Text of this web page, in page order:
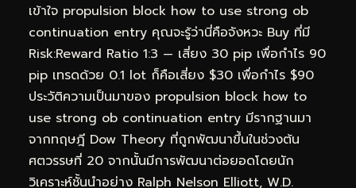
เข้าใจ propulsion block how to use strong ob
continuation entry คุณจะรู้ว่านี่คือจังหวะ Buy ที่มี
Risk:Reward Ratio 1:3 — เสี่ยง 30 pip เพื่อกำไร 90
pip เทรดด้วย 0.1 lot ก็คือเสี่ยง $30 เพื่อกำไร $90
ประวัติความเป็นมาของ propulsion block how to
use strong ob continuation entry มีรากฐานมา
จากทฤษฎี Dow Theory ที่ถูกพัฒนาขึ้นในช่วงต้น
ศตวรรษที่ 20 จากนั้นมีการพัฒนาต่อยอดโดยนัก
วิเคราะห์ชั้นนำอย่าง Ralph Nelson Elliott, W.D.